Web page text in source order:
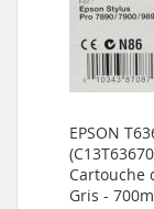
EPSON
Cartouche
Gris -